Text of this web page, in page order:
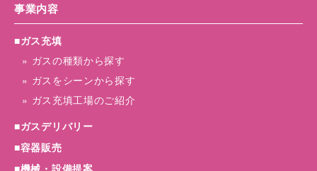
事業内容
■ガス充填
» ガスの種類から探す
» ガスをシーンから探す
» ガス充填工場のご紹介
■ガスデリバリー
■容器販売